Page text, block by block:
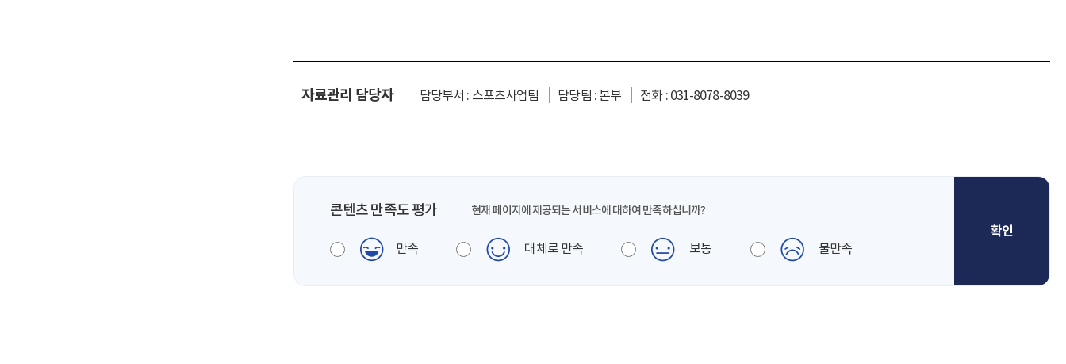
자료관리 담당자 담당부서 : 스포츠사업팀 담당팀 : 본부 전화 : 031-8078-8039
콘텐츠 만족도 평가 현재 페이지에 제공되는 서비스에 대하여 만족하십니까?
만족 대체로 만족 보통 불만족